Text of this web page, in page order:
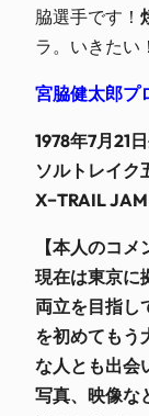
脇選手です！
ラ。いきたい！
宮脇健太郎プ
1978年7月21
ソルトレイク
X−TRAIL
【本人のコメ
現在は東京に
両立を目指し
を初めてもう
な人とも出会
写真、映像な